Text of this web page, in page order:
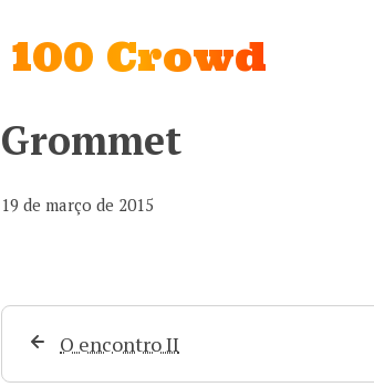
100 Crowd
Grommet
19 de março de 2015
O encontro II